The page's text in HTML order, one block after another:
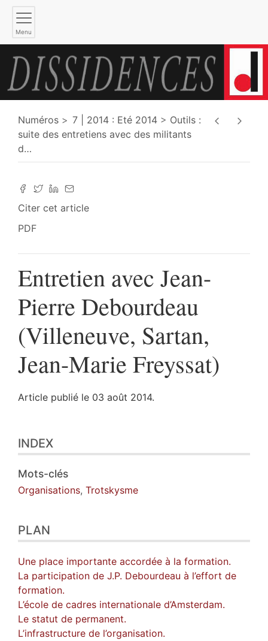
Menu
Numéros 7 | 2014 : Eté 2014
Outils :
suite des entretiens avec des militants
d…
Citer cet article
PDF
Entretien avec Jean-
Pierre Debourdeau
(Villeneuve, Sartan,
Jean-Marie Freyssat)
Article publié le 03 août 2014.
Plan
Texte
Citer cet article
INDEX
Mots-clés
Organisations, Trotskysme
PLAN
Une place importante accordée à la formation.
La participation de J.P. Debourdeau à l’effort de
formation.
L’école de cadres internationale d’Amsterdam.
Le statut de permanent.
L’infrastructure de l’organisation.